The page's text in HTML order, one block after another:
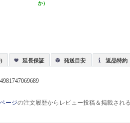
か）
延長保証 発送目安 返品特約
4981747069689
ージの注文履歴からレビュー投稿＆掲載され